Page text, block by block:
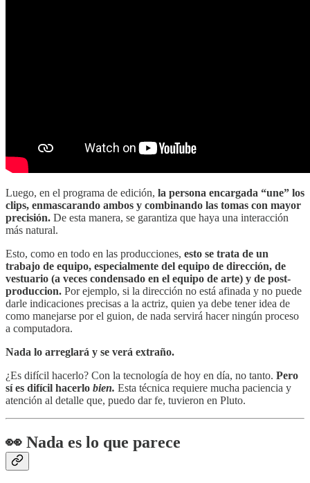
Luego, en el programa de edición, la persona encargada “une” los
clips, enmascarando ambos y combinando las tomas con mayor
precisión. De esta manera, se garantiza que haya una interacción
más natural.
Esto, como en todo en las producciones, esto se trata de un
trabajo de equipo, especialmente del equipo de dirección, de
vestuario (a veces condensado en el equipo de arte) y de post-
produccion. Por ejemplo, si la dirección no está afinada y no puede
darle indicaciones precisas a la actriz, quien ya debe tener idea de
como manejarse por el guion, de nada servirá hacer ningún proceso
a computadora.
Nada lo arreglará y se verá extraño.
¿Es difícil hacerlo? Con la tecnología de hoy en día, no tanto. Pero
sí es difícil hacerlo bien. Esta técnica requiere mucha paciencia y
atención al detalle que, puedo dar fe, tuvieron en Pluto.
👀 Nada es lo que parece